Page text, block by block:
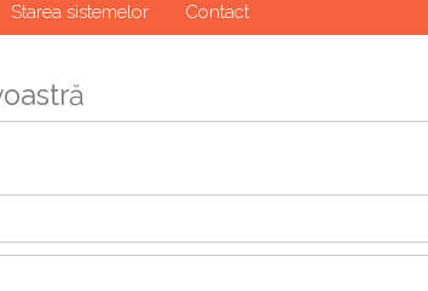
Starea sistemelor Contact